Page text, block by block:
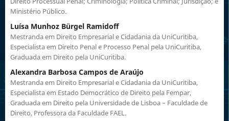
Ministério Público.
Luísa Munhoz Bürgel Ramidoff
Mestranda em Direito Empresarial e Cidadania da UniCuritiba,
Especialista em Direito Penal e Processo Penal pela UniCuritiba,
Graduada em Direito pela UniCuritiba.
Alexandra Barbosa Campos de Araújo
Mestranda em Direito Empresarial e Cidadania da UniCuritiba,
Especialista em Estado Democrático de Direito pela Fempar,
Graduada em Direito pela Universidade de Lisboa – Faculdade de
Direito, Professora da Faculdade FAEL.